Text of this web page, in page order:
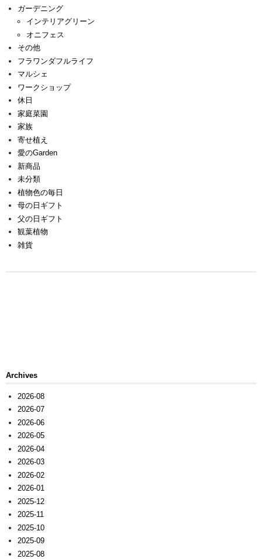
ガーデニング
インテリアグリーン
オニフェス
その他
フラワンダフルライフ
マルシェ
ワークショップ
休日
家庭菜園
家族
寄せ植え
愛のGarden
新商品
未分類
植物色の毎日
母の日ギフト
父の日ギフト
観葉植物
雑貨
Archives
2026-08
2026-07
2026-06
2026-05
2026-04
2026-03
2026-02
2026-01
2025-12
2025-11
2025-10
2025-09
2025-08